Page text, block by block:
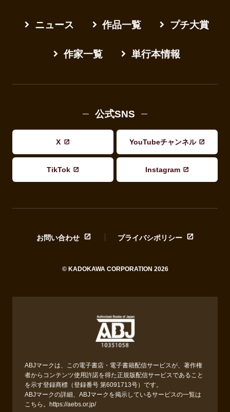
ニュース 作品一覧 プチ大賞
作家一覧 単行本情報
公式SNS
X YouTubeチャンネル
TikTok Instagram
お問い合わせ プライバシポリシー
© KADOKAWA CORPORATION 2026
ABJマークは、この電子書店・電子書籍配信サービスが、著作権
者からコンテンツ使用許諾を得た正規版配信サービスであること
を示す登録商標（登録番号 第6091713号）です。
ABJマークの詳細、ABJマークを掲示しているサービスの一覧は
こちら。 https://aebs.or.jp/